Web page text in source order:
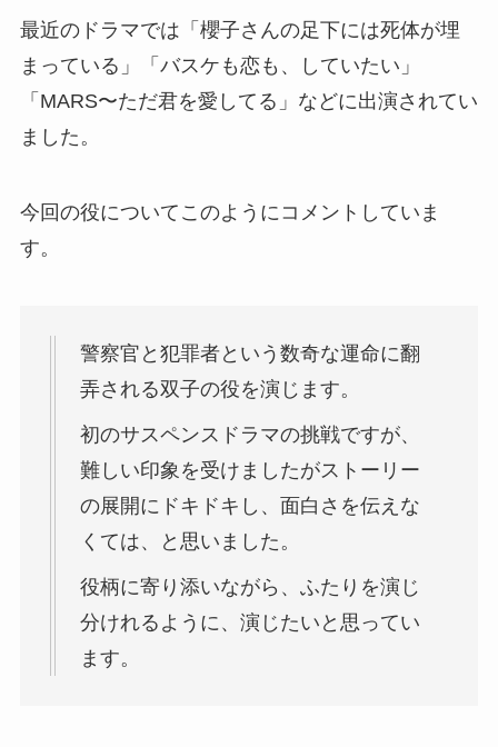
最近のドラマでは「櫻子さんの足下には死体が埋
まっている」「バスケも恋も、していたい」
「MARS〜ただ君を愛してる」などに出演されてい
ました。
今回の役についてこのようにコメントしていま
す。
警察官と犯罪者という数奇な運命に翻
弄される双子の役を演じます。
初のサスペンスドラマの挑戦ですが、
難しい印象を受けましたがストーリー
の展開にドキドキし、面白さを伝えな
くては、と思いました。
役柄に寄り添いながら、ふたりを演じ
分けれるように、演じたいと思ってい
ます。